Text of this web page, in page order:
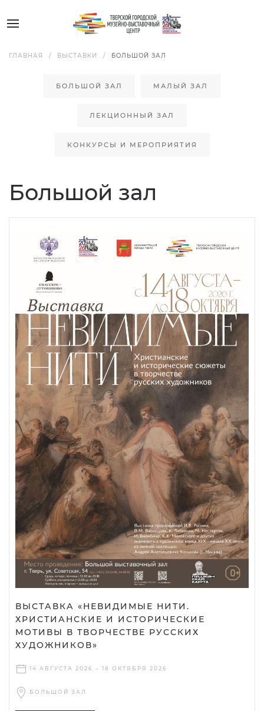
ГЛАВНАЯ ВЫСТАВКИ БОЛЬШОЙ ЗАЛ
БОЛЬШОЙ ЗАЛ МАЛЫЙ ЗАЛ
ЛЕКЦИОННЫЙ ЗАЛ
КОНКУРСЫ И МЕРОПРИЯТИЯ
Большой зал
ВЫСТАВКА «НЕВИДИМЫЕ НИТИ.
ХРИСТИАНСКИЕ И ИСТОРИЧЕСКИЕ
МОТИВЫ В ТВОРЧЕСТВЕ РУССКИХ
ХУДОЖНИКОВ»
14 АВГУСТА 2026 – 18 ОКТЯБРЯ 2026
БОЛЬШОЙ ЗАЛ